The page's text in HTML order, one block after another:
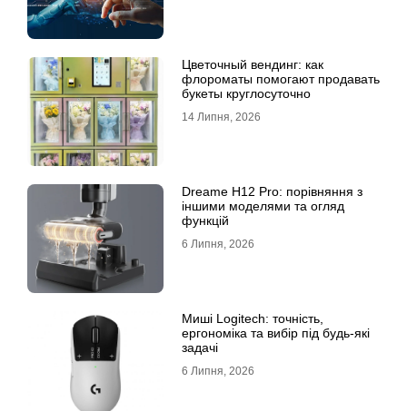
Цветочный вендинг: как
флороматы помогают продавать
букеты круглосуточно
14 Липня, 2026
Dreame H12 Pro: порівняння з
іншими моделями та огляд
функцій
6 Липня, 2026
Миші Logitech: точність,
ергономіка та вибір під будь-які
задачі
6 Липня, 2026